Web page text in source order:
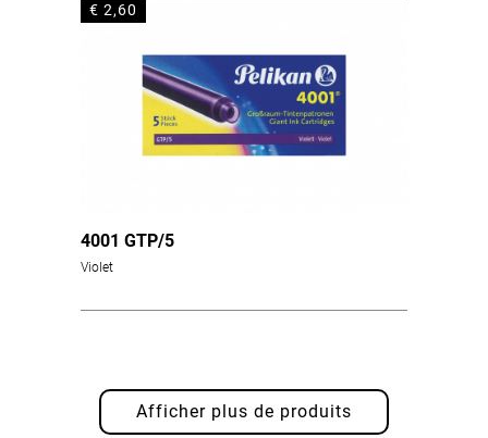
€ 2,60
4001 GTP/5
Violet
Afficher plus de produits